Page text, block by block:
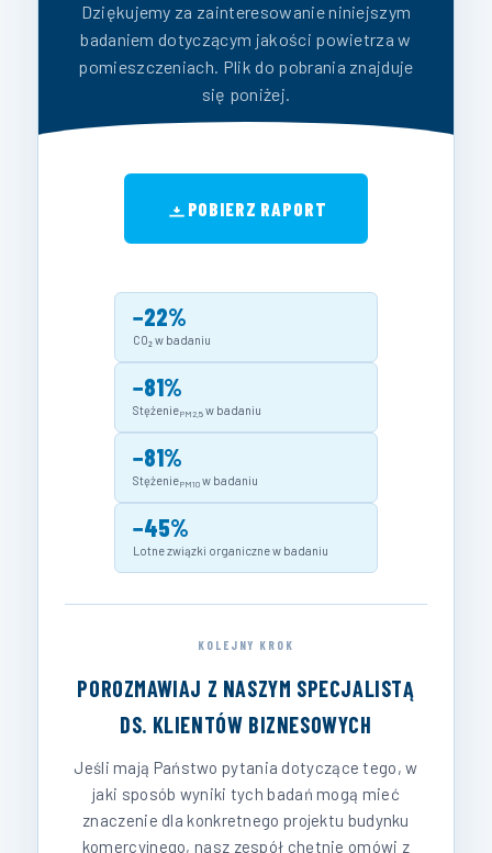
Dziękujemy za zainteresowanie niniejszym
badaniem dotyczącym jakości powietrza w
pomieszczeniach. Plik do pobrania znajduje
się poniżej.
POBIERZ RAPORT
−22%
CO₂ w badaniu
−81%
StężeniePM2,5 w badaniu
−81%
StężeniePM10 w badaniu
−45%
Lotne związki organiczne w badaniu
KOLEJNY KROK
POROZMAWIAJ Z NASZYM SPECJALISTĄ
DS. KLIENTÓW BIZNESOWYCH
Jeśli mają Państwo pytania dotyczące tego, w
jaki sposób wyniki tych badań mogą mieć
znaczenie dla konkretnego projektu budynku
komercyjnego, nasz zespół chętnie omówi z